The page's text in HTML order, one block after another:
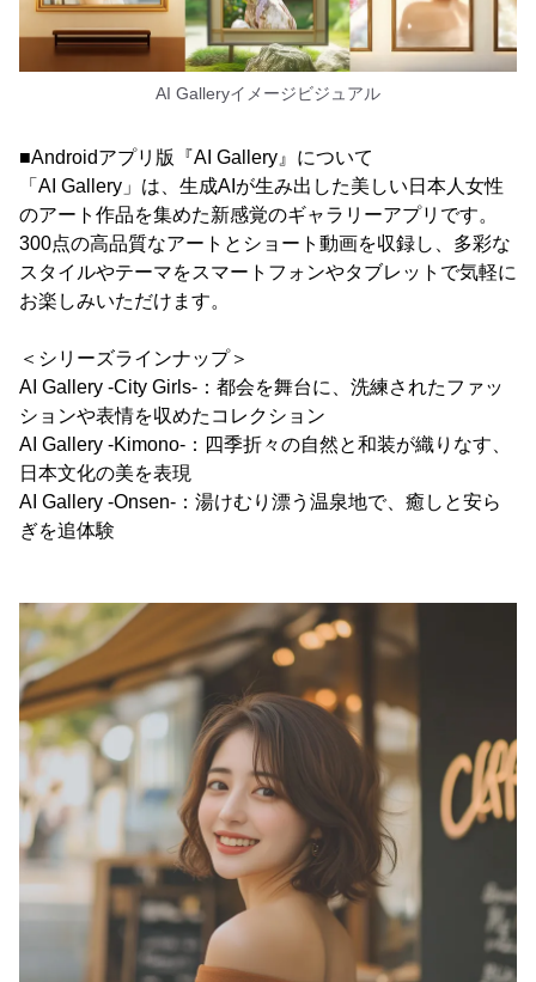
AI Galleryイメージビジュアル
■Androidアプリ版『AI Gallery』について
「AI Gallery」は、生成AIが生み出した美しい日本人女性
のアート作品を集めた新感覚のギャラリーアプリです。
300点の高品質なアートとショート動画を収録し、多彩な
スタイルやテーマをスマートフォンやタブレットで気軽に
お楽しみいただけます。
＜シリーズラインナップ＞
AI Gallery -City Girls-：都会を舞台に、洗練されたファッ
ションや表情を収めたコレクション
AI Gallery -Kimono-：四季折々の自然と和装が織りなす、
日本文化の美を表現
AI Gallery -Onsen-：湯けむり漂う温泉地で、癒しと安ら
ぎを追体験